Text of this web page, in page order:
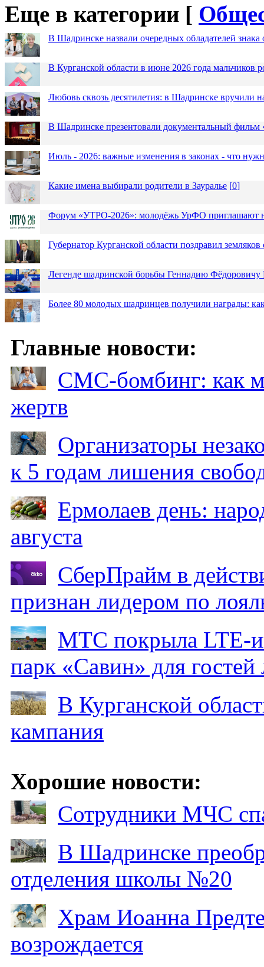
Еще в категории [
В Шадринске назвали очередных обладателей знака
В Курганской области в июне 2026 года мальчиков
Любовь сквозь десятилетия: в Шадринске вручили
В Шадринске презентовали документальный
Июль - 2026: важные изменения в законах - что
Какие имена выбирали родители в Зауралье [0]
Форум «УТРО-2026»: молодёжь УрФО приглашают
Губернатор Курганской области поздравил
Легенде шадринской борьбы Геннадию Фёдоровичу
Более 80 молодых шадринцев получили награды:
Главные новости:
СМС-бомбинг: как
жертв
Организаторы
к 5 годам лишения
Ермолаев день:
августа
СберПрайм в
признан лидером по
МТС покрыла LTE-
парк «Савин» для гостей
В Курганской
кампания
Хорошие новости:
Сотрудники МЧС
В Шадринске
отделения школы №20
Храм Иоанна
возрождается